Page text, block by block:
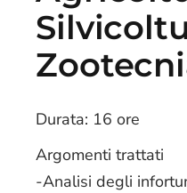
Durata: 16 ore
Argomenti trattati
-Analisi degli